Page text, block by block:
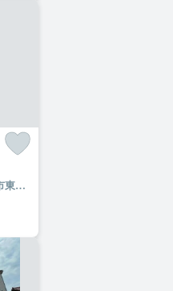
「アーデン泉プレミア」：名古屋市東区エリアの新居にピッタリ。ローソン 東区泉三丁目店まで徒歩3分と近場にコンビニがあるのもポイント。風通しが良好なので、夏も涼しい風がはいってきます。名古屋市東区や名古屋市営桜通線高岳付近でのお部屋探しは当社にお任せください。お気に入りのお部屋で快適な新生活を始めましょう。